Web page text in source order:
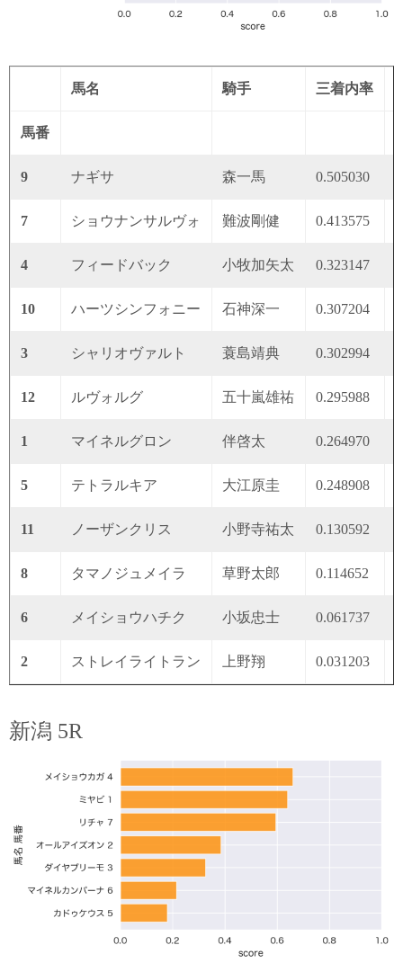
馬名 騎手 三着内率
馬番
9 ナギサ 森一馬 0.505030
7 ショウナンサルヴォ 難波剛健 0.413575
4 フィードバック 小牧加矢太 0.323147
10 ハーツシンフォニー 石神深一 0.307204
3 シャリオヴァルト 蓑島靖典 0.302994
12 ルヴォルグ 五十嵐雄祐 0.295988
1 マイネルグロン 伴啓太 0.264970
5 テトラルキア 大江原圭 0.248908
11 ノーザンクリス 小野寺祐太 0.130592
8 タマノジュメイラ 草野太郎 0.114652
6 メイショウハチク 小坂忠士 0.061737
2 ストレイライトラン 上野翔 0.031203
新潟 5R